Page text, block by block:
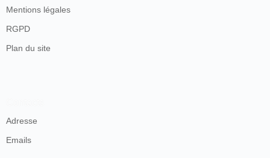
ciertos y seguros de que
haciéndolo así se les oirá y
y por bastante los estrados del
Mentions légales
RGPD
Plan du site
Adresse
Emails